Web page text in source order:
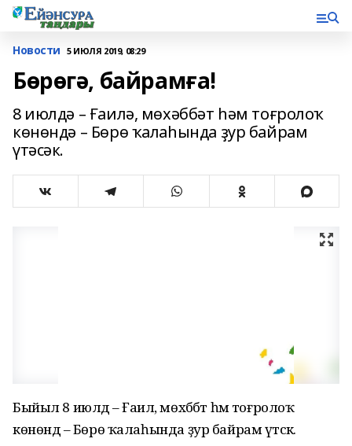
Новости 5 ИЮЛЯ 2019, 08:29
Бөрөгә, байрамға!
8 июлдә – Ғаилә, мөхәббәт һәм тоғролоҡ
көнөндә – Бөрө ҡалаһында ҙур байрам
үтәсәк.
Быйыл 8 июлдә – Ғаилә, мөхәббәт һәм тоғролоҡ
көнөндә – Бөрө ҡалаһында ҙур байрам үтәсәк.